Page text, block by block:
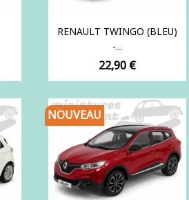
RENAULT TWINGO (BLEU)
-...
Prix
22,90 €
NOUVEAU